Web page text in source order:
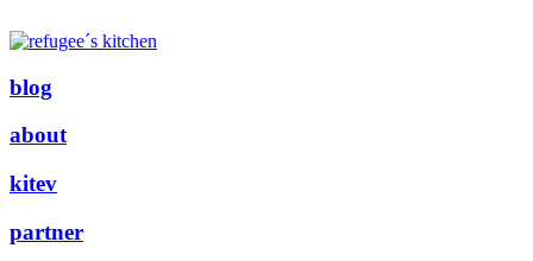
blog
about
kitev
partner